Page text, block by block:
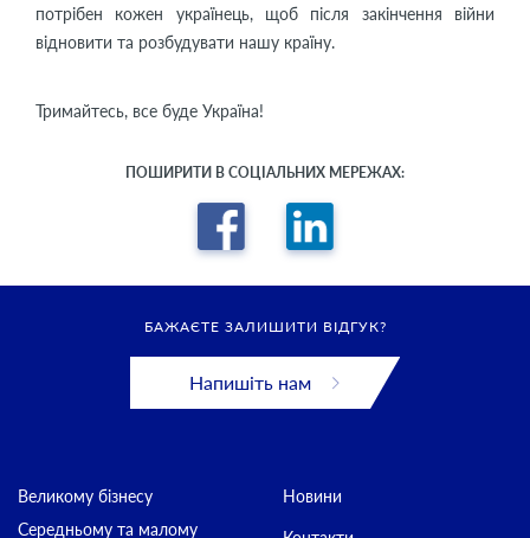
потрібен кожен українець, щоб після закінчення війни
відновити та розбудувати нашу країну.
Тримайтесь, все буде Україна!
ПОШИРИТИ В СОЦІАЛЬНИХ МЕРЕЖАХ:
БАЖАЄТЕ ЗАЛИШИТИ ВІДГУК?
Напишіть нам
Великому бізнесу
Середньому та малому
Новини